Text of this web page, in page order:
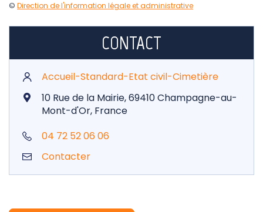
© Direction de l'information légale et administrative
CONTACT
Accueil-Standard-Etat civil-Cimetière
10 Rue de la Mairie, 69410 Champagne-au-
Mont-d'Or, France
04 72 52 06 06
Contacter